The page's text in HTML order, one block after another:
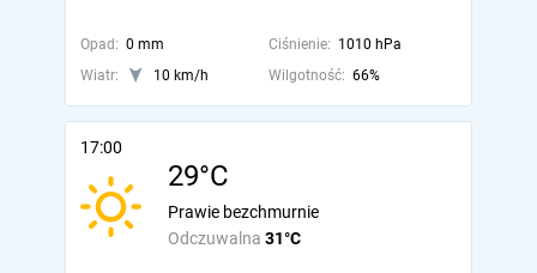
Opad: 0 mm Ciśnienie: 1010 hPa
Wiatr:
10 km/h Wilgotność: 66%
17:00
29°C
Odczuwalna 31°C
Prawie bezchmurnie